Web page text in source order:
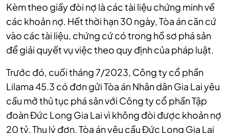
Kèm theo giấy đòi nợ là các tài liệu chứng minh về
các khoản nợ. Hết thời hạn 30 ngày, Tòa án căn cứ
vào các tài liệu, chứng cứ có trong hồ sơ phá sản
để giải quyết vụ việc theo quy định của pháp luật.
Trước đó, cuối tháng 7/2023, Công ty cổ phần
Lilama 45.3 có đơn gửi Tòa án Nhân dân Gia Lai yêu
cầu mở thủ tục phá sản với Công ty cổ phần Tập
đoàn Đức Long Gia Lai vì không đòi được khoản nợ
20 tỷ. Thụ lý đơn, Tòa án yêu cầu Đức Long Gia Lai